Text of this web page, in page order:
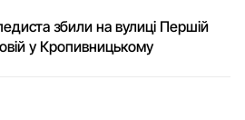
збили на вулиці Першій
у Кропивницькому